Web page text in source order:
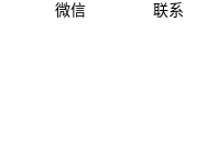
微信 联系